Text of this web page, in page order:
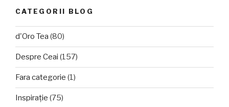
CATEGORII BLOG
d'Oro Tea (80)
Despre Ceai (157)
Fara categorie (1)
Inspirație (75)